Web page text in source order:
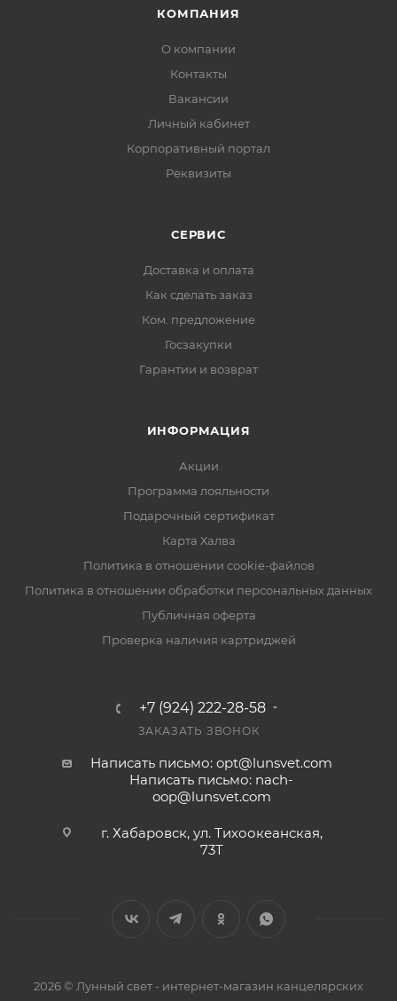
КОМПАНИЯ
О компании
Контакты
Вакансии
Личный кабинет
Корпоративный портал
Реквизиты
СЕРВИС
Доставка и оплата
Как сделать заказ
Ком. предложение
Госзакупки
Гарантии и возврат
ИНФОРМАЦИЯ
Акции
Программа лояльности
Подарочный сертификат
Карта Халва
Политика в отношении cookie-файлов
Политика в отношении обработки персональных данных
Публичная оферта
Проверка наличия картриджей
+7 (924) 222-28-58
ЗАКАЗАТЬ ЗВОНОК
Написать письмо: opt@lunsvet.com
Написать письмо: nach-
oop@lunsvet.com
г. Хабаровск, ул. Тихоокеанская,
73Т
2026 © Лунный свет - интернет-магазин канцелярских